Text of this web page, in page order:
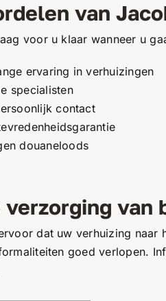
van
voor u klaar wanneer u
ervaring in verhuizingen
specialisten
contact
douaneloods
verzorging van
dat uw verhuizing naar
goed verlopen.